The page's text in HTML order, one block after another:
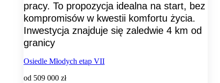
pracy. To propozycja idealna na start, bez
kompromisów w kwestii komfortu życia.
Inwestycja znajduje się zaledwie 4 km od
granicy
Osiedle Młodych etap VII
od 509 000 zł